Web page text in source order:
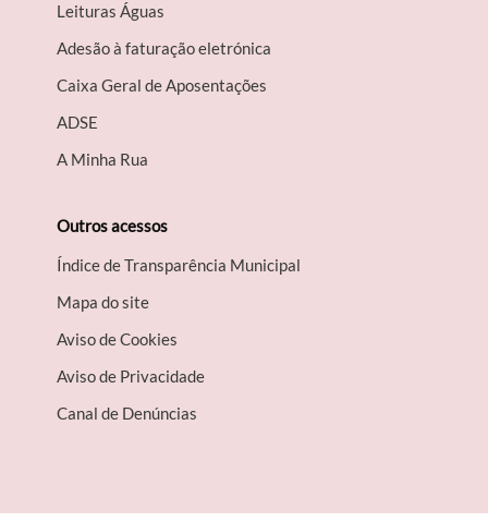
Leituras Águas
Adesão à faturação eletrónica
Caixa Geral de Aposentações
A​DSE
A Minha Rua
Outros acessos
Índice de Transparência Municipal
Mapa do site
Aviso de Cookies
Aviso de Privacidade
Canal de Denúncias